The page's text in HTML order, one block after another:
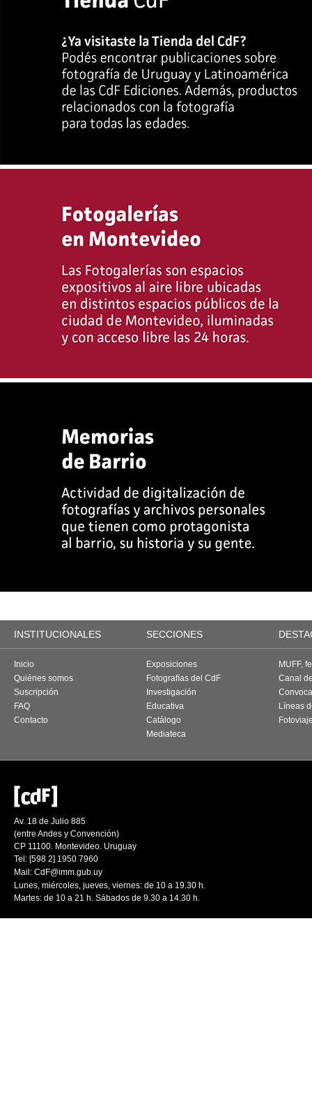
INSTITUCIONALES SECCIONES
Inicio
Quiénes somos
Suscripción
FAQ
Contacto
Exposiciones
Fotografías del CdF
Investigación
Educativa
Catálogo
Mediateca
MUFF,
Canal
Líneas
Av. 18 de Julio 885
(entre Andes y Convención)
CP 11100. Montevideo. Uruguay
Tel: [598 2] 1950 7960
Mail: CdF@imm.gub.uy
Lunes, miércoles, jueves, viernes: de 10 a 19.30 h.
Martes: de 10 a 21 h. Sábados de 9.30 a 14.30 h.